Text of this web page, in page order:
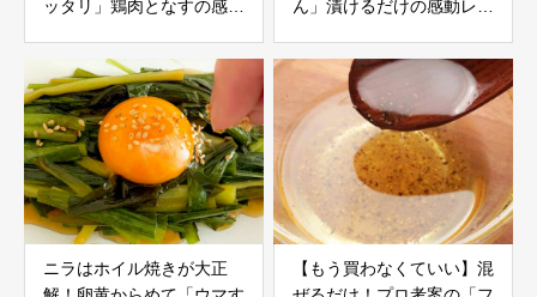
ッタリ」鶏肉となすの感動
ん」漬けるだけの感動レシ
ニラはホイル焼きが大正
【もう買わなくていい】混